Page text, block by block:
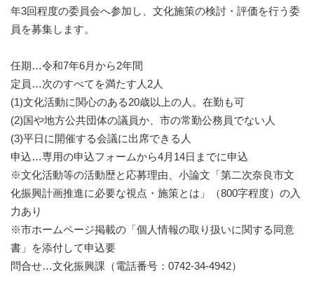
年3回程度の委員会へ参加し、文化施策の検討・評価を行う委
員を募集します。
任期…令和7年6月から2年間
定員…次のすべてを満たす人2人
(1)文化活動に関心のある20歳以上の人。在勤も可
(2)国や地方公共団体の議員か、市の常勤公務員でない人
(3)平日に開催する会議に出席できる人
申込…専用の申込フォームから4月14日までに申込
※文化活動等の活動歴と応募理由、小論文「第二次奈良市文
化振興計画推進に必要な視点・施策とは」（800字程度）の入
力あり
※市ホームページ掲載の「個人情報の取り扱いに関する同意
書」を添付して申込要
問合せ…文化振興課（電話番号：0742-34-4942）